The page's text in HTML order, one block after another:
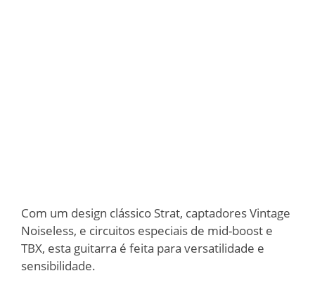
Com um design clássico Strat, captadores Vintage
Noiseless, e circuitos especiais de mid-boost e
TBX, esta guitarra é feita para versatilidade e
sensibilidade.